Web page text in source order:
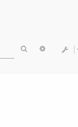
Rechercher